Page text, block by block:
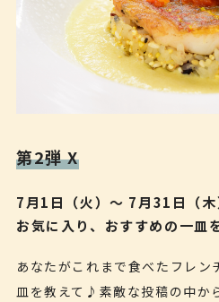
第2弾 X
7月1日（火）〜 7月31日（木
お気に入り、おすすめの一皿
あなたがこれまで食べたフレン
皿を教えて♪素敵な投稿の中か